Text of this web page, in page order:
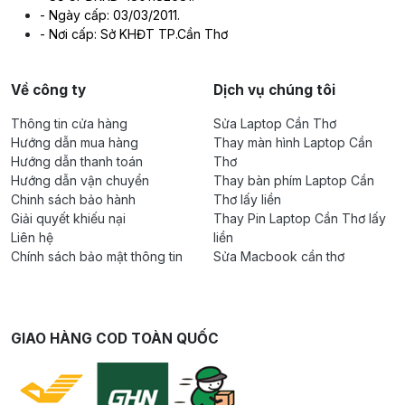
Nhựt Trân – Chuyên Mua Bán Sửa Chữa Laptop Uy Tín
Tại Cần Thơ
☎️ Điện thoại: 02926 252390
🔧 Kỹ thuật: 0292 6252 396
📧 Email: kdnhuttran@gmail.com
Nhựt Trân cam kết cung cấp dụng cụ đo chất lượng, chính
hãng cùng dịch vụ hỗ trợ chuyên nghiệp, đáp ứng mọi nhu
- Ngày cấp: 03/03/2011.
- Nơi cấp: Sở KHĐT TP.Cần Thơ
Về công ty
Thông tin cửa hàng
Hướng dẫn mua hàng
Hướng dẫn thanh toán
Hướng dẫn vận chuyển
Chinh sách bảo hành
Giải quyết khiếu nại
Liên hệ
Chính sách bảo mật thông tin
Dịch vụ chúng tôi
Sửa Laptop Cần Thơ
Thay màn hình Laptop Cần
Thơ
Thay bàn phím Laptop Cần
Thơ lấy liền
Thay Pin Laptop Cần Thơ lấy
liền
Sửa Macbook cần thơ
GIAO HÀNG COD TOÀN QUỐC